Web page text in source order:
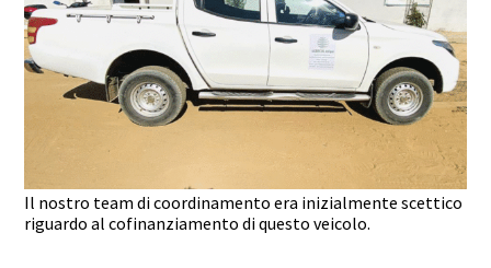
Il nostro team di coordinamento era inizialmente scettico
riguardo al cofinanziamento di questo veicolo.